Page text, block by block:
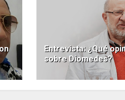
Entrevista: ¿Qué
sobre Diomedes?